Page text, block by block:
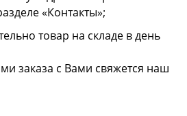
«Контакты»;
товар на складе в день
заказа с Вами свяжется наш